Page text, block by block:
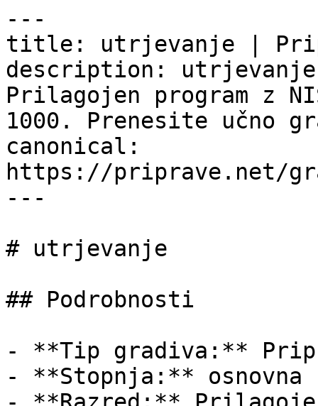
---
title: utrjevanje |
description:
Prilagojen program z
1000. Prenesite učno
canonical:
https://priprave.net/
---
# utrjevanje
## Podrobnosti
- **Tip gradiva:**
- **Stopnja:** osnovna